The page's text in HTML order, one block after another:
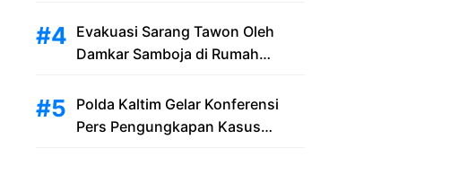
Evakuasi Sarang Tawon Oleh
Damkar Samboja di Rumah
Polda Kaltim Gelar Konferensi
Pers Pengungkapan Kasus